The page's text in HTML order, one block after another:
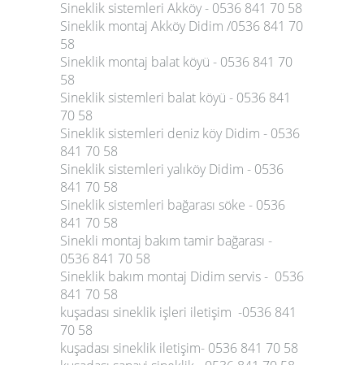
Sineklik sistemleri Akköy - 0536 841 70 58
Sineklik montaj Akköy Didim /0536 841 70
58
Sineklik montaj balat köyü - 0536 841 70
58
Sineklik sistemleri balat köyü - 0536 841
70 58
Sineklik sistemleri deniz köy Didim - 0536
841 70 58
Sineklik sistemleri yalıköy Didim - 0536
841 70 58
Sineklik sistemleri bağarası söke - 0536
841 70 58
Sinekli montaj bakım tamir bağarası -
0536 841 70 58
Sineklik bakım montaj Didim servis - 0536
841 70 58
kuşadası sineklik işleri iletişim -0536 841
70 58
kuşadası sineklik iletişim- 0536 841 70 58